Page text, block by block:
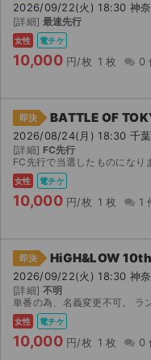
2026/09/22(火) 18:30 神奈
[詳細] 最速先行
女性 電チケ
10,000 円/枚 1 枚 0
即決 BATTLE OF
2026/08/24(月) 18:30 千
[詳細] FC先行
FC先行で当選したものになり
女性 電チケ
10,000 円/枚 1 枚 1
即決 HiGH&LOW
2026/09/22(火) 18:30 神奈
[詳細] 不明
単番の為、名義変更不可。 ランダムエラー対応出来ません。 公演中止の場合のみ返金
女性 電チケ
10,000 円/枚 1 枚 0